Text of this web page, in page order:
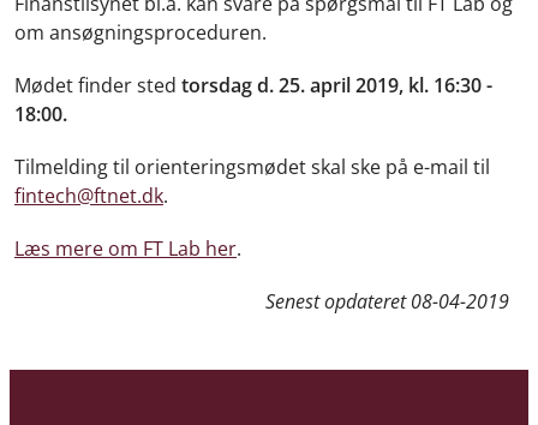
om ansøgningsproceduren.
Mødet finder sted torsdag d. 25. april 2019, kl. 16:30 -
18:00.
Tilmelding til orienteringsmødet skal ske på e-mail til
fintech@ftnet.dk.
Læs mere om FT Lab her.
Senest opdateret08-04-2019